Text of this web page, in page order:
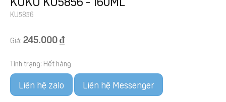
KU5856
Giá: 245.000 ₫
Tình trạng: Hết hàng
Liên hệ zalo Liên hệ Messenger